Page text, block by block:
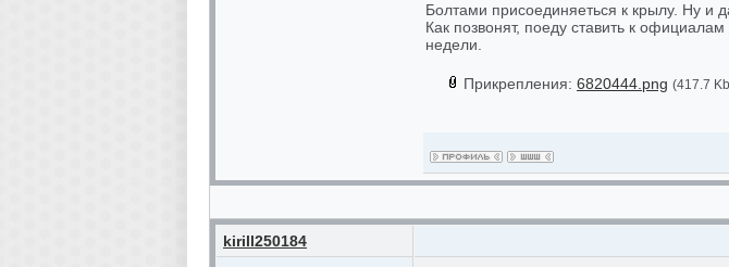
Болтами присоединяеться к крылу. Ну и
Как позвонят, поеду ставить к
недели.
Прикрепления: 6820444.png (417.7
kirill250184